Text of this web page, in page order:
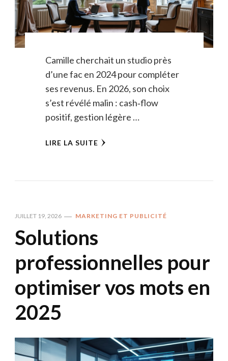
Camille cherchait un studio près
d’une fac en 2024 pour compléter
ses revenus. En 2026, son choix
s’est révélé malin : cash‑flow
positif, gestion légère …
LIRE LA SUITE
JUILLET 19, 2026 MARKETING ET PUBLICITÉ
Solutions
professionnelles pour
optimiser vos mots en
2025